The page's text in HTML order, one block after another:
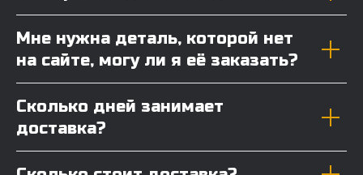
Мне нужна деталь, которой нет
на сайте, могу ли я её заказать?
Сколько дней занимает
доставка?